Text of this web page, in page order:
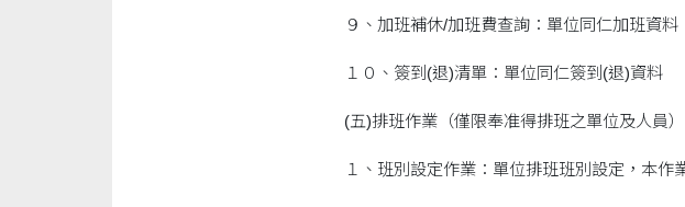
９、加班補休/加班費查詢：單位同仁加班資料
１０、簽到(退)清單：單位同仁簽到(退)資料
(五)排班作業（僅限奉准得排班之單位及人員）
１、班別設定作業：單位排班班別設定，本